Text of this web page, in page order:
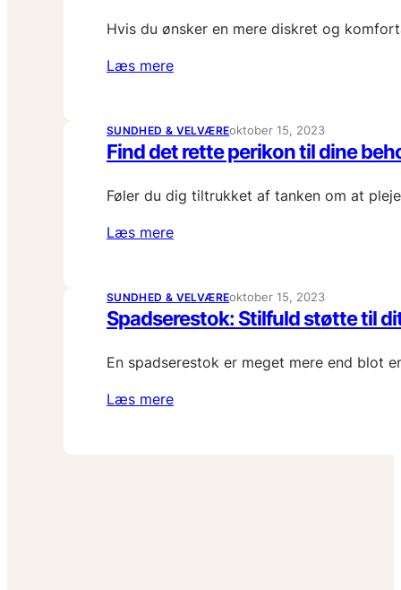
Hvis du ønsker en mere diskret og
Læs mere
SUNDHED & VELVÆREoktober 15, 2023
Find det rette perikon til dine
Føler du dig tiltrukket af tanken om at
Læs mere
SUNDHED & VELVÆREoktober 15, 2023
Spadserestok: Stilfuld støtte til
En spadserestok er meget mere end blot
Læs mere